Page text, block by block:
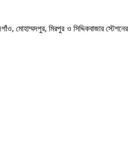
মোহাম্মদপুর, মিরপুর ও সিদ্দিকবাজার স্টেশনের